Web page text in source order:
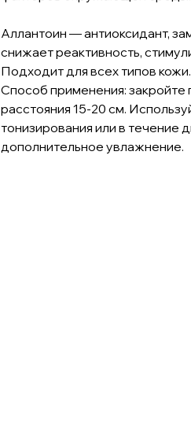
Аллантоин — антиоксидант,
снижает реактивность,
Подходит для всех типов кожи.
Способ применения: закройте
расстояния 15-20 см.
тонизирования или в течение
дополнительное увлажнение.